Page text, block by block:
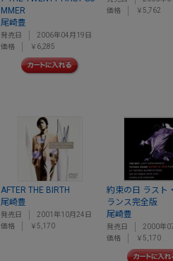
MMER
尾崎豊
発売日
2006年04月19日
価格
￥6,285
価格
￥5,762
AFTER THE BIRTH
尾崎豊
発売日
2001年10月24日
価格
￥5,170
約束の日 ラスト
ランス完全版
尾崎豊
発売日
2000年
価格
￥5,170